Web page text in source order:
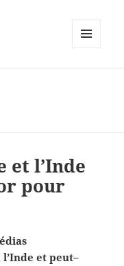
et l’Inde
pour
et peut–